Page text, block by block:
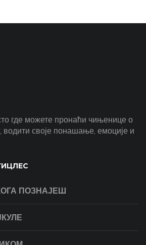
где можете пронаћи чињенице о
своје понашање, емоције и
ПОЗНАЈЕШ